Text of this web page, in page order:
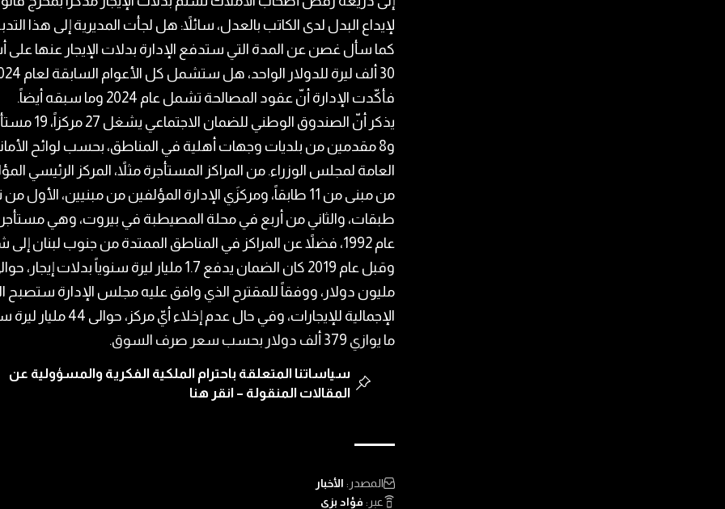
لإيداع البدل لدى الكاتب بالعدل، سائلاً: هل لجأت المديرية إلى هذا
كما سأل غصن عن المدة التي ستدفع الإدارة بدلات الإيجار عنها
فأكّدت الإدارة أنّ عقود المصالحة تشمل عام 2024 وما سبقه أيضاً.
يذكر أنّ الصندوق الوطني للضمان
و8 مقدمين من بلديات وجهات أهلية في المناطق، بحسب لوائح
العامة لمجلس الوزراء. من المراكز المستأجرة مثلاً، المركز الرئيسي
من مبنى من 11 طابقاً، ومركزَي الإدارة المؤلفين من مبنيين، الأول
طبقات، والثاني من أربع في محلة المصيطبة في بيروت، وهي
عام 1992، فضلاً عن المراكز في المناطق الممتدة من جنوب لبنان إلى
مليون دولار، ووفقاً للمقترح الذي وافق عليه مجلس الإدارة ستصبح
الإجمالية للإيجارات، وفي حال عدم إخلاء أيّ مركز،
ما يوازي 379 ألف دولار بحسب سعر صرف السوق.
سياساتنا المتعلقة باحترام الملكية الفكرية والمسؤولية عن
المقالات المنقولة – انقر هنا
المصدر: الأخبار
عبر: فؤاد بزي